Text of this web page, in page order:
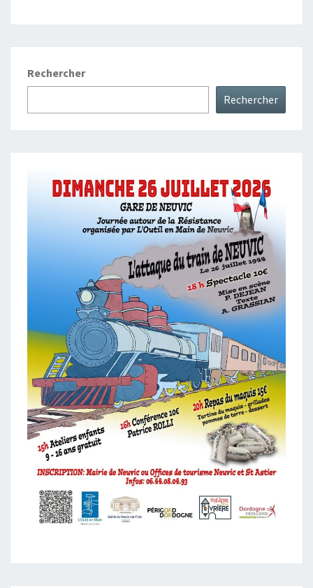
Rechercher
Rechercher